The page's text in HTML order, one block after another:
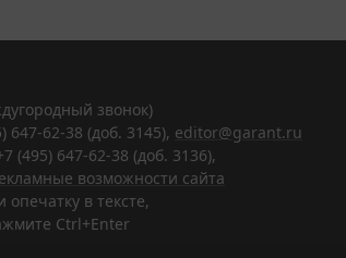
звонок)
647-62-38 (доб. 3145), editor@garant.ru
(495) 647-62-38 (доб. 3136),
возможности сайта
в тексте,
Ctrl+Enter